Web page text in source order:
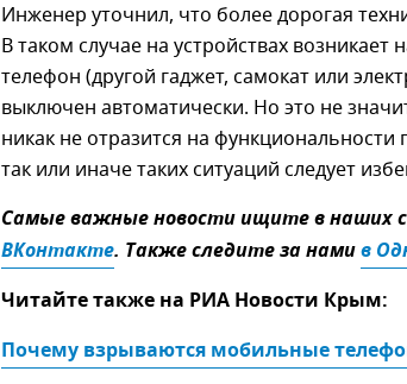
Инженер уточнил, что более дорогая
В таком случае на устройствах возникает
телефон (другой гаджет, самокат или
выключен автоматически. Но это не
никак не отразится на
так или иначе таких ситуаций следует
Самые важные новости ищите в наших
ВКонтакте. Также следите за намив
Читайте также на РИА Новости Крым:
Почему взрываются мобильные